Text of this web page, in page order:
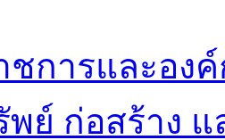
ชการและอง
พย์ ก่อสร้าง